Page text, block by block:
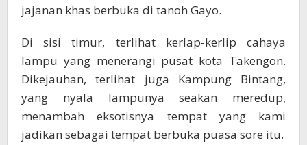
jajanan khas berbuka di tanoh Gayo.
Di sisi timur, terlihat kerlap-kerlip cahaya
lampu yang menerangi pusat kota Takengon.
Dikejauhan, terlihat juga Kampung Bintang,
yang nyala lampunya seakan meredup,
menambah eksotisnya tempat yang kami
jadikan sebagai tempat berbuka puasa sore itu.